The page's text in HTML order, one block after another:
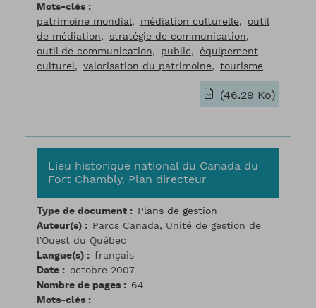
Mots-clés
patrimoine mondial
médiation culturelle
outil
de médiation
stratégie de communication
outil de communication
public
équipement
culturel
valorisation du patrimoine tourisme
(46.29 Ko)
Lieu historique national du Canada du
Fort Chambly. Plan directeur
Type de document
Plans de gestion
Auteur(s)
Parcs Canada, Unité de gestion de
l'Ouest du Québec
Langue(s)
français
Date
octobre 2007
Nombre de pages
64
Mots-clés